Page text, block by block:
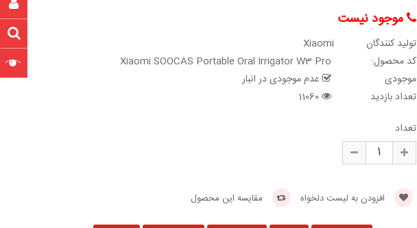
موجود نیست
تولید کنندگان
Xiaomi
کد محصول:
موجودی
عدم موجودی در انبار
تعداد بازدید
11060
تعداد
افزودن به لیست دلخواه مقایسه این محصول